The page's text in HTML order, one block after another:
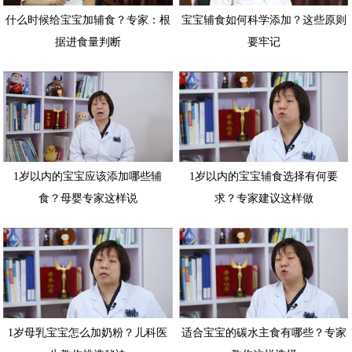
什么时候给宝宝加辅食？专家：根
据进食量判断
宝宝辅食如何科学添加？这些原则
要牢记
1岁以内的宝宝应该添加哪些辅
食？母婴专家这样说
1岁以内的宝宝辅食选择有何要
求？专家建议这样做
1岁母乳宝宝怎么加奶粉？儿科医
适合宝宝的碳水主食有哪些？专家